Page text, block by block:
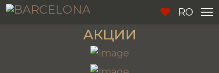
RO
АКЦИИ